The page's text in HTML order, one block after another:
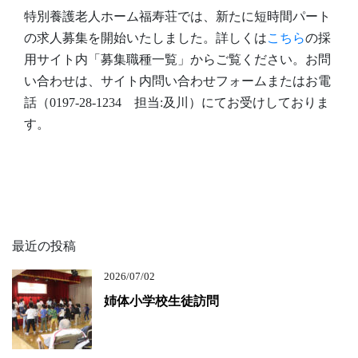
特別養護老人ホーム福寿荘では、新たに短時間パート
の求人募集を開始いたしました。詳しくはこちらの採
用サイト内「募集職種一覧」からご覧ください。お問
い合わせは、サイト内問い合わせフォームまたはお電
話（0197-28-1234 担当:及川）にてお受けしておりま
す。
最近の投稿
2026/07/02
姉体小学校生徒訪問